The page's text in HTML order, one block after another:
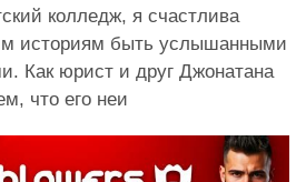
колледж, я счастлива
историям быть услышанными
Как юрист и друг Джонатана
что его неи